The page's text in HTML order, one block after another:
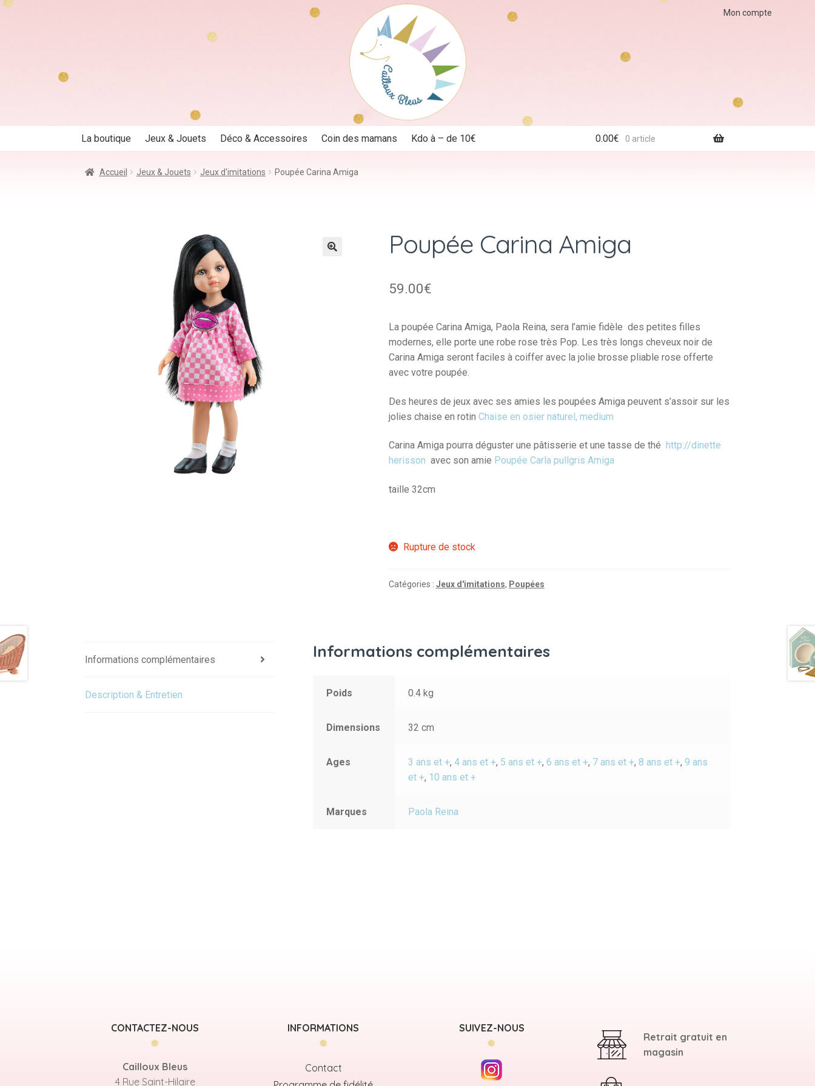
Mon compte
La boutique Jeux & Jouets Déco & Accessoires Coin des mamans Kdo à – de 10€ 0.00€ 0 article
Accueil Jeux & Jouets Jeux d'imitations Poupée Carina Amiga
Poupée Carina Amiga
59.00€
La poupée Carina Amiga, Paola Reina, sera l’amie fidèle des petites filles
modernes, elle porte une robe rose très Pop. Les très longs cheveux noir de
Carina Amiga seront faciles à coiffer avec la jolie brosse pliable rose offerte
avec votre poupée.
Des heures de jeux avec ses amies les poupées Amiga peuvent s’assoir sur les
jolies chaise en rotin Chaise en osier naturel, medium
Carina Amiga pourra déguster une pâtisserie et une tasse de thé http://dinette
herisson avec son amie Poupée Carla pullgris Amiga
taille 32cm
Rupture de stock
Catégories : Jeux d'imitations, Poupées
Informations complémentaires
Description & Entretien
Informations complémentaires
Poids 0.4 kg
Dimensions 32 cm
Ages 3 ans et +,4 ans et +, 5 ans et +,6 ans et +, 7 ans et +,8 ans et +,9 ans
et +, 10 ans et +
Marques Paola Reina
CONTACTEZ-NOUS
Cailloux Bleus
4 Rue Saint-Hilaire
INFORMATIONS
Contact
SUIVEZ-NOUS
Retrait gratuit en
magasin